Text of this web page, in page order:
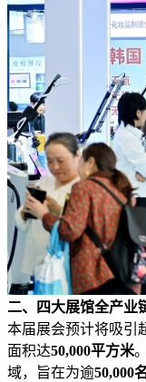
二、四大展馆全产业
本届展会预计将吸引
面积达50,000平方米
域，旨在为逾50,000